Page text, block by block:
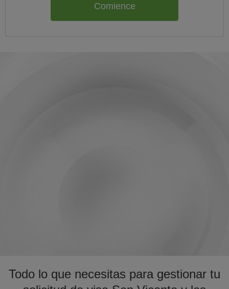
Comience
Todo lo que necesitas para gestionar tu